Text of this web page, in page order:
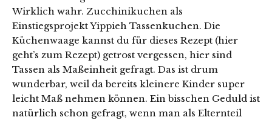
Wirklich wahr. Zucchinikuchen als
Einstiegsprojekt Yippieh Tassenkuchen. Die
Küchenwaage kannst du für dieses Rezept (hier
geht’s zum Rezept) getrost vergessen, hier sind
Tassen als Maßeinheit gefragt. Das ist drum
wunderbar, weil da bereits kleinere Kinder super
leicht Maß nehmen können. Ein bisschen Geduld ist
natürlich schon gefragt, wenn man als Elternteil